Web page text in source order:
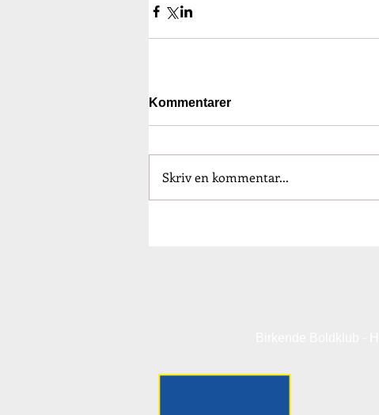
Kommentarer
Skriv en kommentar...